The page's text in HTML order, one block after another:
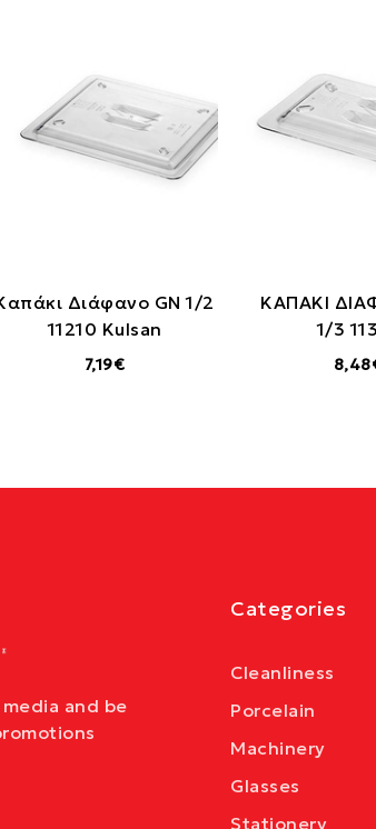
Διάφανο GN 1/2
11210 Kulsan
7,19€
ΚΑΠΑΚΙ
1/3
and be
Categories
Cleanliness
Porcelain
Machinery
Glasses
Stationery